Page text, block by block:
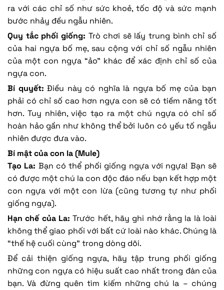
ra với các chỉ số như sức khoẻ, tốc độ và sức mạnh
bước nhảy đều ngẫu nhiên.
Quy tắc phối giống: Trò chơi sẽ lấy trung bình chỉ số
của hai ngựa bố mẹ, sau cộng với chỉ số ngẫu nhiên
của một con ngựa “ảo” khác để xác định chỉ số của
ngựa con.
Bí quyết:Điều này có nghĩa là ngựa bố mẹ của bạn
phải có chỉ số cao hơn ngựa con sẽ có tiềm năng tốt
hơn. Tuy nhiên, việc tạo ra một chú ngựa có chỉ số
hoàn hảo gần như không thể bởi luôn có yếu tố ngẫu
nhiên được đưa vào.
Bí mật của con la (Mule)
Tạo La: Bạn có thể phối giống ngựa với ngựa! Bạn sẽ
có được một chú la con độc đáo nếu bạn kết hợp một
con ngựa với một con lừa (cũng tương tự như phối
giống ngựa).
Hạn chế của La:Trước hết, hãy ghi nhớ rằng la là loài
không thể giao phối với bất cứ loài nào khác. Chúng là
“thế hệ cuối cùng” trong dòng dõi.
Để cải thiện giống ngựa, hãy tập trung phối giống
những con ngựa có hiệu suất cao nhất trong đàn của
bạn. Và đừng quên tìm kiếm những chú la – chúng